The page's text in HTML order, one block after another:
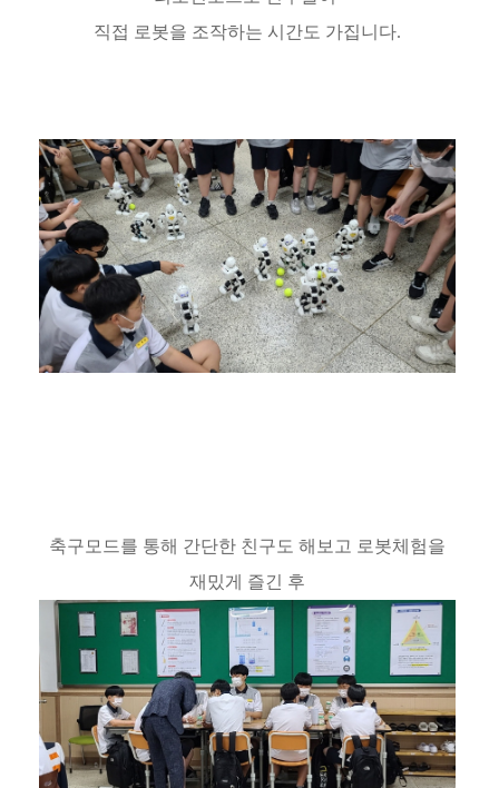
직접 로봇을 조작하는 시간도 가집니다.
축구모드를 통해 간단한 친구도 해보고 로봇체험을
재밌게 즐긴 후